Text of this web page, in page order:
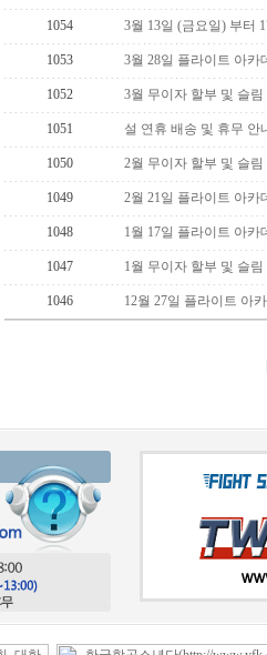
1054 3월 13일 (금요일) 부터
1053 3월 28일 플라이트 아카
1052 3월 무이자 할부 및 슬
1051 설 연휴 배송 및 휴무 안
1050 2월 무이자 할부 및 슬
1049 2월 21일 플라이트 아카
1048 1월 17일 플라이트 아
1047 1월 무이자 할부 및 슬
1046 12월 27일 플라이트 아